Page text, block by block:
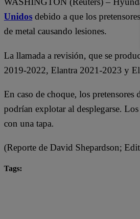
Unidos debido a que los
de metal causando lesiones.
La llamada a revisión, que se
2019-2022, Elantra 2021-2023 y
En caso de choque, los
podrían explotar al desplegarse.
con una tapa.
(Reporte de David Shepardson;
Tags: